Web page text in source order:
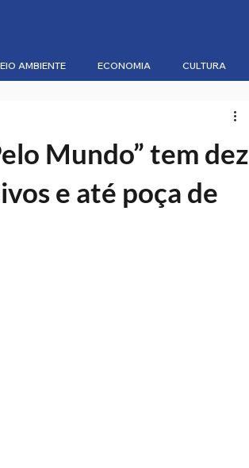
AMBIENTE ECONOMIA CULTURA
Mundo” tem dez
e até poça de